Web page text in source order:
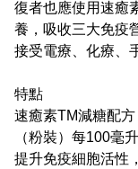
復者也應使用速癒
養，吸收三大免疫
接受電療、化療、
特點
速癒素TM減糖配
（粉裝）每100毫
提升免疫細胞活性